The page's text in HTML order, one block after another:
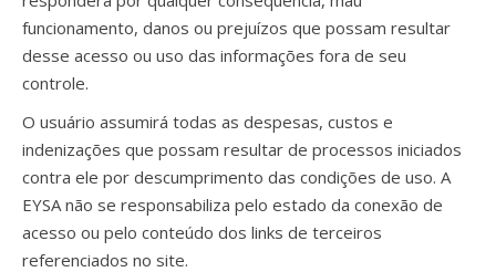
funcionamento, danos ou prejuízos que possam resultar
desse acesso ou uso das informações fora de seu
controle.
O usuário assumirá todas as despesas, custos e
indenizações que possam resultar de processos iniciados
contra ele por descumprimento das condições de uso. A
EYSA não se responsabiliza pelo estado da conexão de
acesso ou pelo conteúdo dos links de terceiros
referenciados no site.